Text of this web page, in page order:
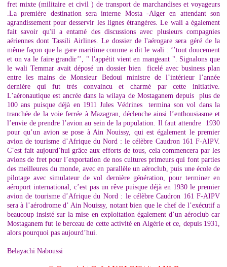
fret mixte (militaire et civil ) de transport de marchandises et voyageurs
.La première destination sera interne Mosta -Alger en attendant son
agrandissement pour desservir les lignes étrangères. Le wali a également
fait savoir qu'il a entamé des discussions avec plusieurs compagnies
aériennes dont Tassili Airlines. Le dossier de l'aérogare sera géré de la
même façon que la gare maritime comme a dit le wali : ‘’tout doucement
et on va le faire grandir’’, " l'appétit vient en mangeant ". Signalons que
le wali Temmar avait déposé un dossier bien ficelé avec business plan
entre les mains de Monsieur Bedoui ministre de l’intérieur l’année
dernière qui fut très convaincu et charmé par cette initiative.
L’aéronautique est ancrée dans la wilaya de Mostaganem depuis plus de
100 ans puisque déjà en 1911 Jules Védrines termina son vol dans la
tranchée de la voie ferrée à Mazagran, déclenche ainsi l’enthousiasme et
l’envie de prendre l’avion au sein de la population. Il faut attendre 1930
pour qu’un avion se pose à Ain Nouissy, qui est également le premier
avion de tourisme d’Afrique du Nord : le célèbre Caudron 161 F-AIPV.
C’est fait aujourd’hui grâce aux efforts de tous, cela commencera par les
avions de fret pour l’exportation de nos cultures primeurs qui font parties
des meilleures du monde, avec en parallèle un aéroclub, puis une école de
pilotage avec simulateur de vol dernière génération, pour terminer en
aéroport international, c’est pas un rêve puisque déjà en 1930 le premier
avion de tourisme d’Afrique du Nord : le célèbre Caudron 161 F-AIPV
sera à l’aérodrome d’ Ain Nouissy, notant bien que le chef de l’exécutif a
beaucoup insisté sur la mise en exploitation également d’un aéroclub car
Mostaganem fut le berceau de cette activité en Algérie et ce, depuis 1931,
alors pourquoi pas aujourd’hui.
Belayachi Naboussi